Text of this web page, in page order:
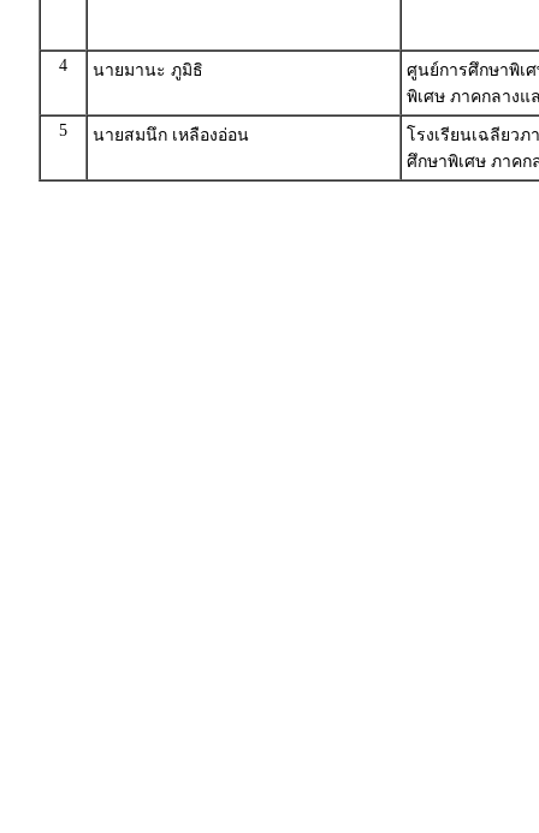
4 นายมานะ ภูมิธิ
ศูนย์การศึกษาพิเ
พิเศษ ภาคกลางแ
5
นายสมนึก เหลืองอ่อน
โรงเรียนเฉลียว
ศึกษาพิเศษ ภาคก